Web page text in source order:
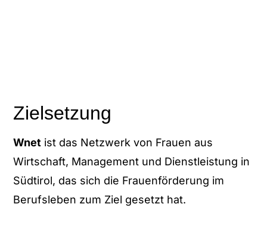
Zielsetzung
Wnet ist das Netzwerk von Frauen aus
Wirtschaft, Management und Dienstleistung in
Südtirol, das sich die Frauenförderung im
Berufsleben zum Ziel gesetzt hat.